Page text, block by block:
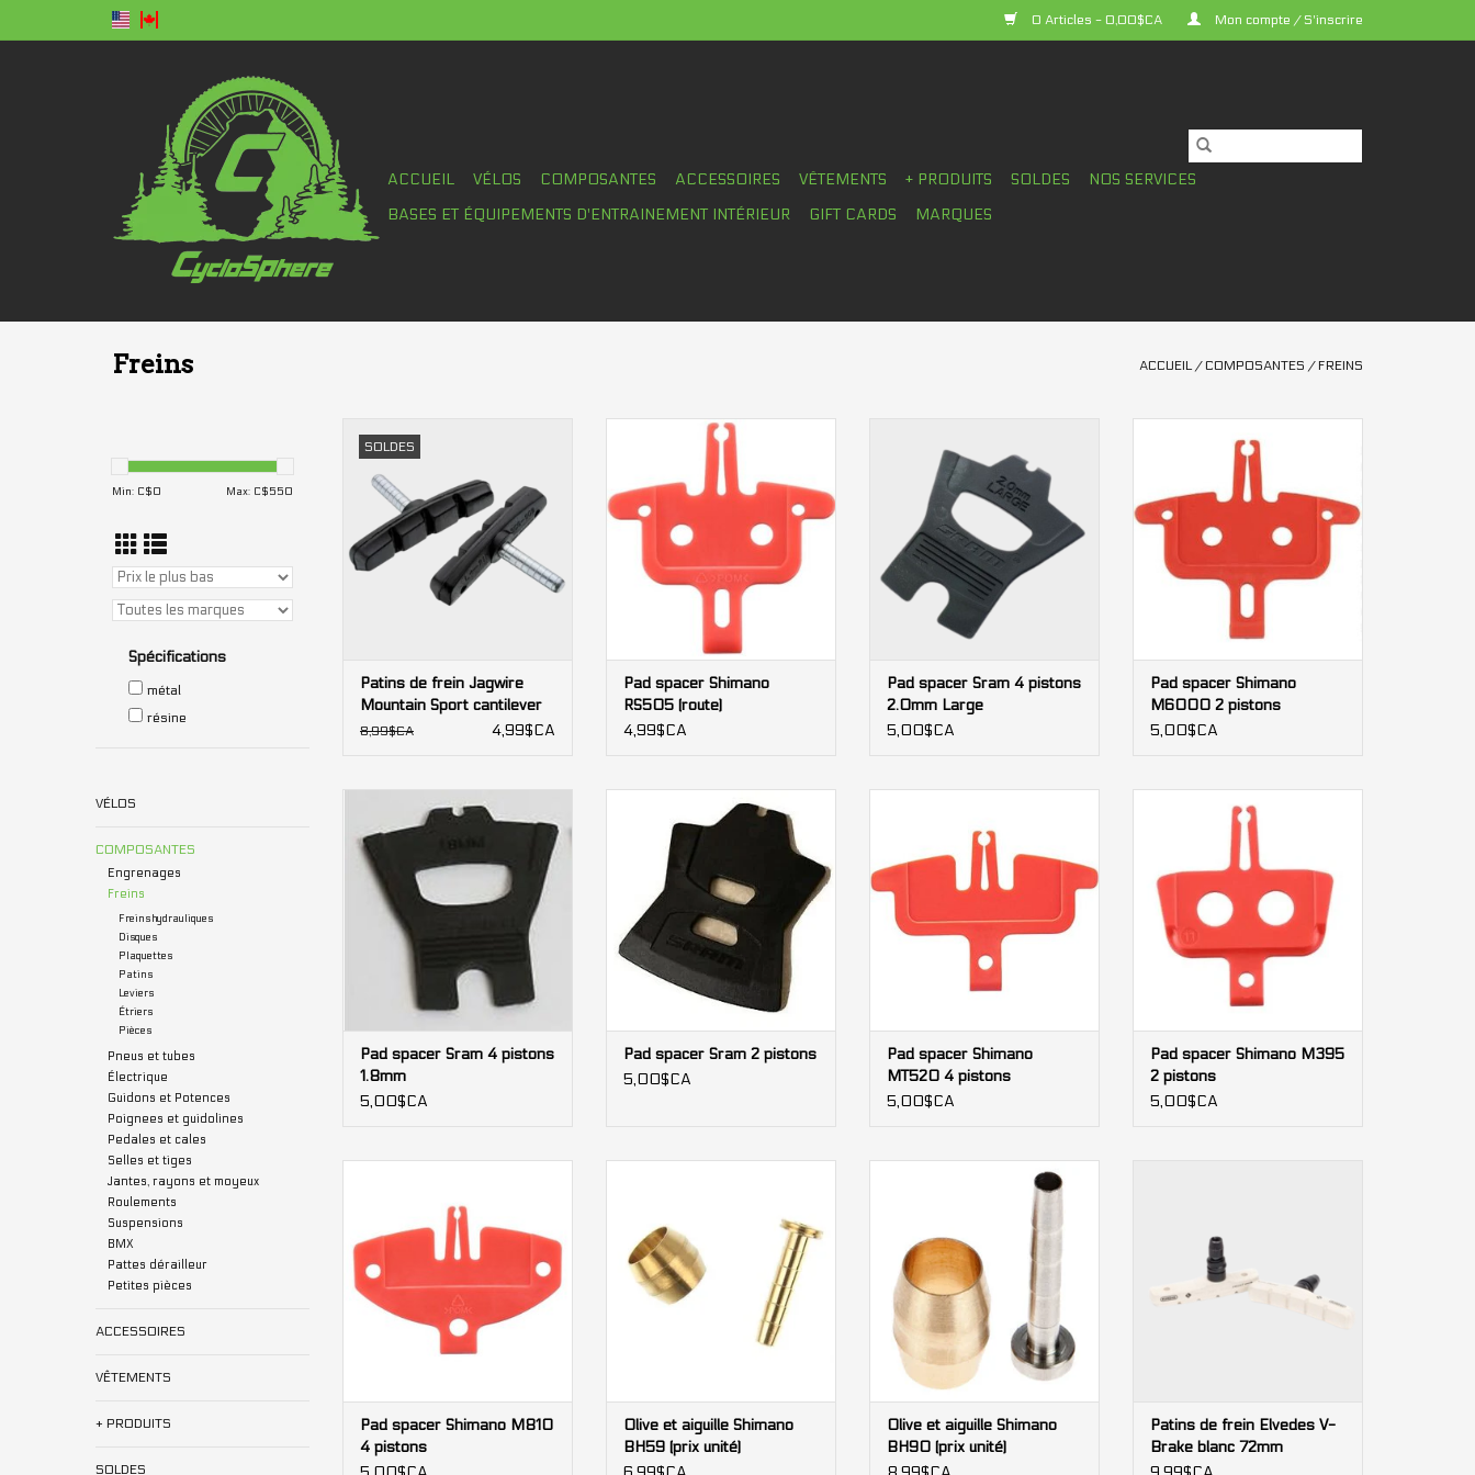
0 Articles - 0,00$CA Mon compte / S'inscrire
ACCUEIL VÉLOS COMPOSANTES ACCESSOIRES VÊTEMENTS + PRODUITS SOLDES
NOS SERVICES
BASES ET ÉQUIPEMENTS D'ENTRAINEMENT INTÉRIEUR
GIFT CARDS MARQUES
Freins ACCUEIL / COMPOSANTES / FREINS
Min: C$0 Max: C$550
Spécifications
métal
résine
VÉLOS
COMPOSANTES
Engrenages
Freins
Freins hydrauliques
Disques
Plaquettes
Patins
Leviers
Étriers
Pièces
Pneus et tubes
Électrique
Guidons et Potences
Poignees et guidolines
Pedales et cales
Selles et tiges
Jantes, rayons et moyeux
Roulements
Suspensions
BMX
Pattes dérailleur
Petites pièces
ACCESSOIRES
VÊTEMENTS
+ PRODUITS
SOLDES
SOLDESSport cantilever
AJOUTER AU PANIER
Patins de frein Jagwire
Mountain Sport cantilever
8,99$CA 4,99$CA
Pad spacer Shimano RS505
(route)
AJOUTER AU PANIER
Pad spacer Shimano
RS505 (route)
4,99$CA
2.0mm Large
Pad spacer Sram 4 pistons
2.0mm Large
5,00$CA
pistons
AJOUTER AU PANIER
Pad spacer Shimano
M6000 2 pistons
5,00$CA
1.8mm
Pad spacer Sram 4 pistons
1.8mm
5,00$CA
Pad spacer Sram 2 pistons
AJOUTER AU PANIER
Pad spacer Sram 2 pistons
5,00$CA
AJOUTER AU PANIER
Pad spacer Shimano
MT520 4 pistons
5,00$CA
pistons
AJOUTER AU PANIER
Pad spacer Shimano M395
2 pistons
5,00$CA
AJOUTER AU PANIER
Pad spacer Shimano M810
4 pistons
AJOUTER AU PANIER
Olive et aiguille Shimano
BH59 (prix unité)
Olive et aiguille Shimano BH90
AJOUTER AU PANIER
Olive et aiguille Shimano
BH90 (prix unité)
Patins de frein Elvedes V-
Brake blanc 72mm